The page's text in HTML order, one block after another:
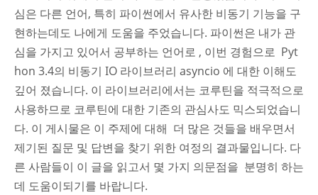
심은 다른 언어, 특히 파이썬에서 유사한 비동기 기능을 구
현하는데도 나에게 도움을 주었습니다. 파이썬은 내가 관
심을 가지고 있어서 공부하는 언어로 , 이번 경험으로 Pyt
hon 3.4의 비동기 IO 라이브러리 asyncio 에 대한 이해도
깊어 졌습니다. 이 라이브러리에서는 코루틴을 적극적으로
사용하므로 코루틴에 대한 기존의 관심사도 믹스되었습니
다. 이 게시물은 이 주제에 대해 더 많은 것들을 배우면서
제기된 질문 및 답변을 찾기 위한 여정의 결과물입니다. 다
른 사람들이 이 글을 읽고서 몇 가지 의문점을 분명히 하는
데 도움이되기를 바랍니다.